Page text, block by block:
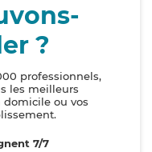
?
professionnels,
les meilleurs
ou vos
7/7